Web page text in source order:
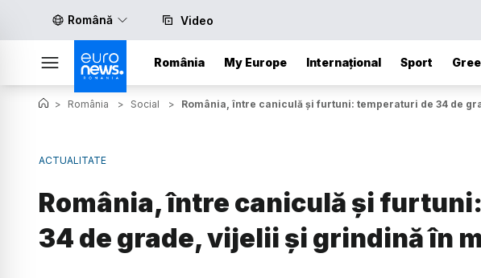
Română Video
România My Europe Internațional Sport
> România > Social > România, între caniculă și furtuni: temperaturi de 34 de
ACTUALITATE
România, între caniculă și
34 de grade, vijelii și grindină în